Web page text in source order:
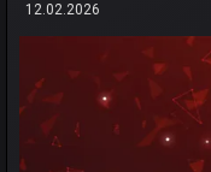
12.02.2026